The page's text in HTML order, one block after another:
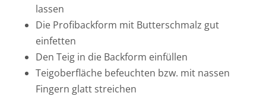
lassen
Die Profibackform mit Butterschmalz gut
einfetten
Den Teig in die Backform einfüllen
Teigoberfläche befeuchten bzw. mit nassen
Fingern glatt streichen